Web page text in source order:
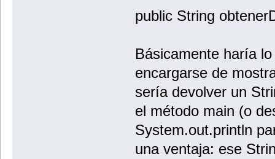
public String
Básicamente haría
encargarse de
sería devolver un
el método main (o
System.out.println
una ventaja: ese